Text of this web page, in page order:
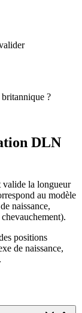
?
DLN
valide la longueur
au modèle
naissance,
positions
de naissance,